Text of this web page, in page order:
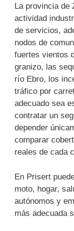
La provincia de
actividad
de servicios,
nodos de
fuertes vientos
granizo, las
río Ebro, los
tráfico por
adecuado sea
contratar un
depender
comparar
reales de cada
En Prisert
moto, hogar,
autónomos y
más adecuada